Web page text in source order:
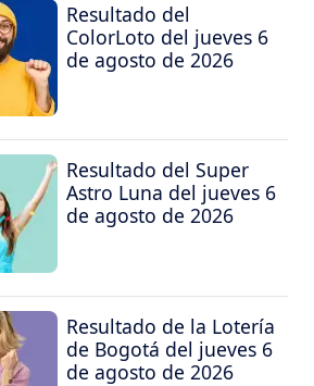
Resultado del
ColorLoto del jueves 6
de agosto de 2026
Resultado del Super
Astro Luna del jueves 6
de agosto de 2026
Resultado de la Lotería
de Bogotá del jueves 6
de agosto de 2026